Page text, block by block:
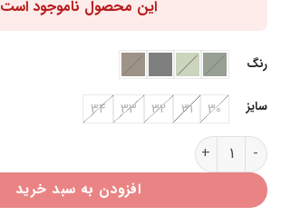
این محصول ناموجود است
رنگ
سایز 30
31
32
33
34
شلوار کتان نیم بگ E41176 عدد
افزودن به سبد خرید